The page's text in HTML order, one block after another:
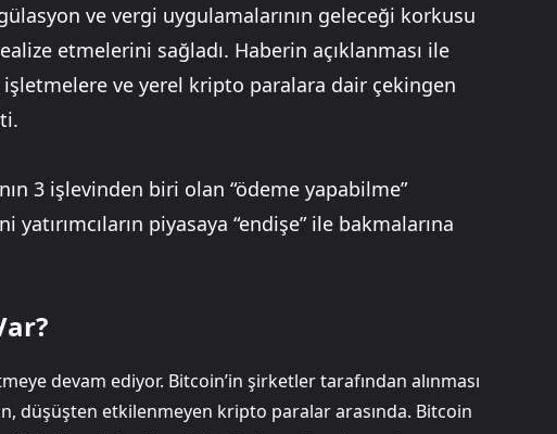
ve vergi uygulamalarının geleceği korkusu
etmelerini sağladı. Haberin açıklanması ile
ve yerel kripto paralara dair çekingen
3 işlevinden biri olan “ödeme yapabilme”
piyasaya “endişe” ile bakmalarına
devam ediyor. Bitcoin’in şirketler tarafından alınması
düşüşten etkilenmeyen kripto paralar arasında. Bitcoin